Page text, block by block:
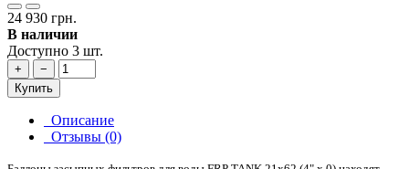
24 930 грн.
В наличии
Доступно 3 шт.
+
−
Купить
Описание
Отзывы (0)